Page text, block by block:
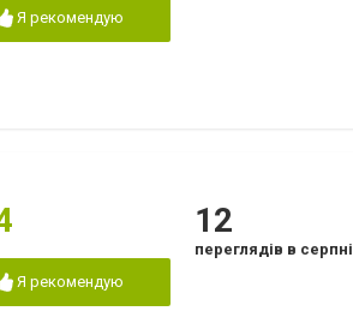
Я рекомендую
Я рекомендую
12
переглядів в серпні